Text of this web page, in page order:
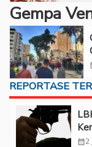
Gempa
REPORTASE
calendar_month2